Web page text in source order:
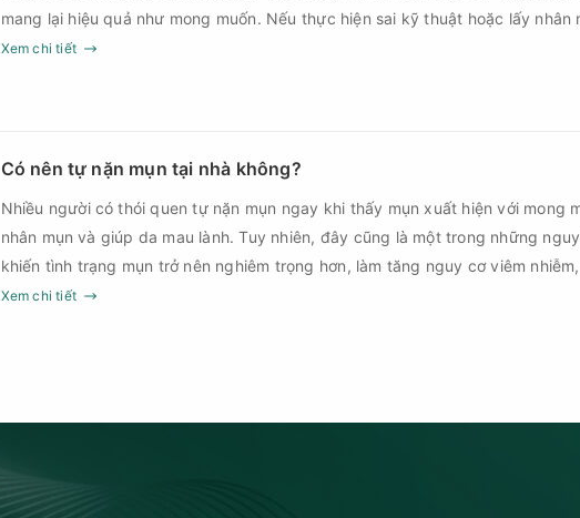
mang lại hiệu quả như mong muốn. Nếu thực hiện sai kỹ thuật hoặc lấy nhân
thời điểm, làn da có thể đối mặt với nguy cơ viêm nhiễm, thâm sau mụn và
Xem chi tiết
Có nên tự nặn mụn tại nhà không?
Nhiều người có thói quen tự nặn mụn ngay khi thấy mụn xuất hiện với mong
nhân mụn và giúp da mau lành. Tuy nhiên, đây cũng là một trong những
khiến tình trạng mụn trở nên nghiêm trọng hơn, làm tăng nguy cơ viêm
Xem chi tiết